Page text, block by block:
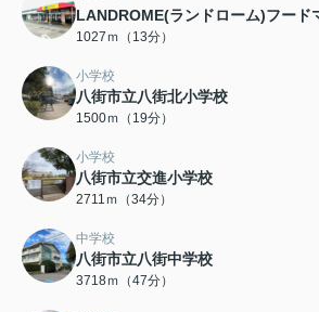
LANDROME(ランドローム)フード
1027ｍ（13分）
小学校
八街市立八街北小学校
1500ｍ（19分）
小学校
八街市立交進小学校
2711ｍ（34分）
中学校
八街市立八街中学校
3718ｍ（47分）